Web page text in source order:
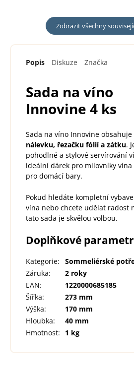
Zobrazit všechny
Popis Diskuze Značka
Sada na víno
Innovine 4 ks
Sada na víno Innovine obsahuje
nálevku, řezačku fólií a zátku.
pohodlné a stylové servírování
ideální dárek pro milovníky
pro domácí bary.
Pokud hledáte kompletní
vína nebo chcete udělat radost
tato sada je skvělou volbou.
Doplňkové
Kategorie:
Sommeliérské
Záruka:
2 roky
EAN:
1220000685185
Šířka:
273 mm
Výška:
170 mm
Hloubka:
40 mm
Hmotnost: 1 kg